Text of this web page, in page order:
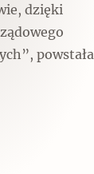
dzięki
powstała